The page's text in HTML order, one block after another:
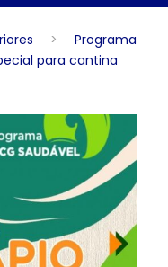
>
Programa
para cantina